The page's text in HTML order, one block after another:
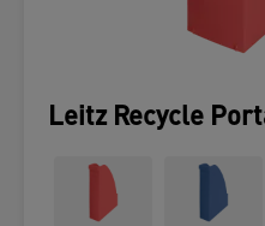
Leitz Recycle